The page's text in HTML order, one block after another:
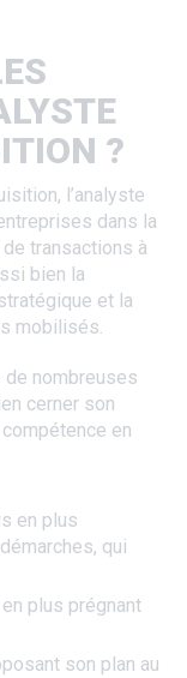
?
l’analyste
dans la
transactions à
bien la
et la
mobilisés.
de nombreuses
cerner son
en
en plus
qui
plus prégnant
son plan au